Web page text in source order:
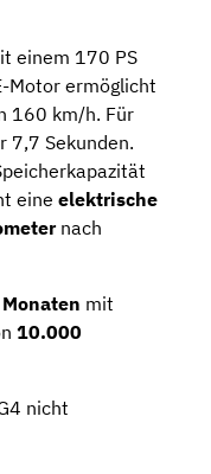
einem 170 PS
Motor ermöglicht
160 km/h. Für
7,7 Sekunden.
eine elektrische
nach
mit
10.000
nicht